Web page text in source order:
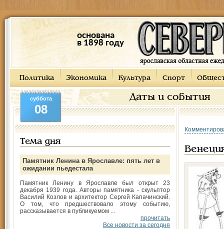
основана
в 1898 году
Политика Экономика Культура Спорт
Даты и события
суббота
08
Тема дня
Памятник Ленина в Ярославле: пять лет в
ожидании пьедестала
Памятник Ленину в Ярославле был открыт 23
декабря 1939 года. Авторы памятника - скульптор
Василий Козлов и архитектор Сергей Капачинский.
О том, что предшествовало этому событию,
рассказывается в публикуемом ...
прочитать
Все новости за сегодня